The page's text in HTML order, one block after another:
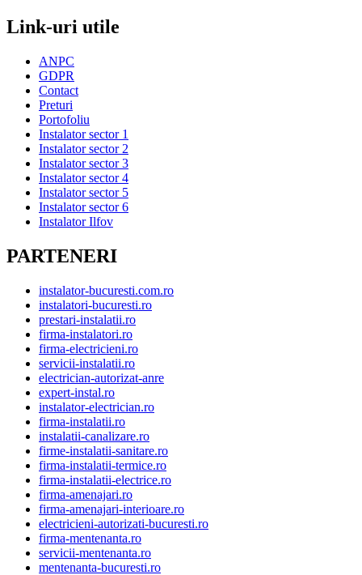
Link-uri utile
ANPC
GDPR
Contact
Preturi
Portofoliu
Instalator sector 1
Instalator sector 2
Instalator sector 3
Instalator sector 4
Instalator sector 5
Instalator sector 6
Instalator Ilfov
PARTENERI
instalator-bucuresti.com.ro
instalatori-bucuresti.ro
prestari-instalatii.ro
firma-instalatori.ro
firma-electricieni.ro
servicii-instalatii.ro
electrician-autorizat-anre
expert-instal.ro
instalator-electrician.ro
firma-instalatii.ro
instalatii-canalizare.ro
firme-instalatii-sanitare.ro
firma-instalatii-termice.ro
firma-instalatii-electrice.ro
firma-amenajari.ro
firma-amenajari-interioare.ro
electricieni-autorizati-bucuresti.ro
firma-mentenanta.ro
servicii-mentenanta.ro
mentenanta-bucuresti.ro